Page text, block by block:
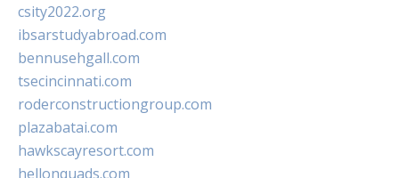
csity2022.org
ibsarstudyabroad.com
bennusehgall.com
tsecincinnati.com
roderconstructiongroup.com
plazabatai.com
hawkscayresort.com
hellonquads.com